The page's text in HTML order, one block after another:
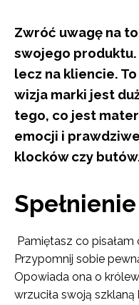
Zwróć uwagę na
swojego produktu.
lecz na kliencie.
wizja marki jest
tego, co jest
emocji i
klocków czy
Pamiętasz co
Przypomnij sobie
Opowiada ona o
wrzuciła swoją